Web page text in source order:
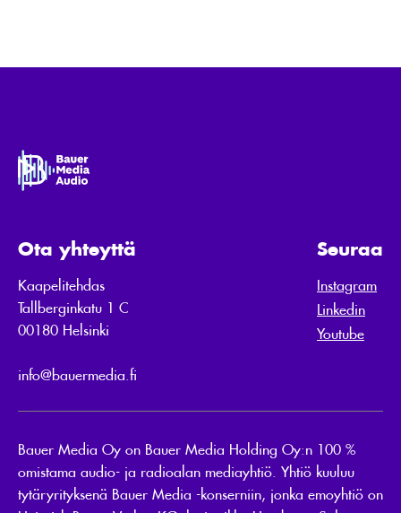
Ota yhteyttä
Kaapelitehdas
Tallberginkatu 1 C
00180 Helsinki
info@bauermedia.fi
Seuraa
Instagram
Linkedin
Youtube
Bauer Media Oy on Bauer Media Holding Oy:n 100 %
omistama audio- ja radioalan mediayhtiö. Yhtiö kuuluu
tytäryrityksenä Bauer Media -konserniin, jonka emoyhtiö on